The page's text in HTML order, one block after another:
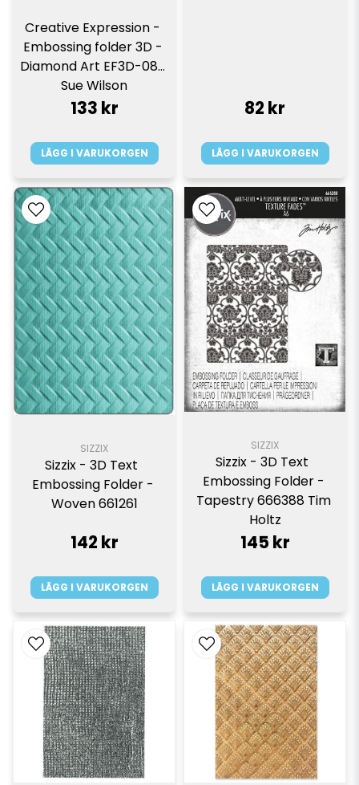
Creative Expression -
Embossing folder 3D -
Diamond Art EF3D-080
Sue Wilson
133 kr
LÄGG I VARUKORGEN
82 kr
LÄGG I VARUKORGEN
SIZZIX
Sizzix - 3D Text
Embossing Folder -
Woven 661261
142 kr
LÄGG I VARUKORGEN
SIZZIX
Sizzix - 3D Text
Embossing Folder -
Tapestry 666388 Tim
Holtz
145 kr
LÄGG I VARUKORGEN